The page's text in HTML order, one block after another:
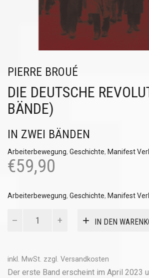
PIERRE BROUÉ
DIE DEUTSCHE
BÄNDE)
IN ZWEI BÄNDEN
Arbeiterbewegung, Geschichte, Manifest
€59,90
Arbeiterbewegung, Geschichte, Manifest
Deutsche
Bände)
Menge
IN DEN
inkl. MwSt. zzgl. Versandkosten
Der erste Band erscheint im April 2023